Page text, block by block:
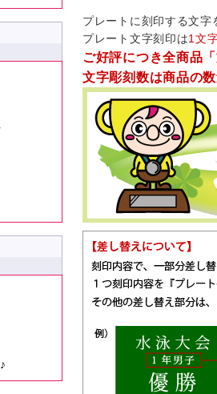
プレートに刻印する文字
プレート文字刻印は1文
ご好評につき全商品
文字彫刻数は商品の